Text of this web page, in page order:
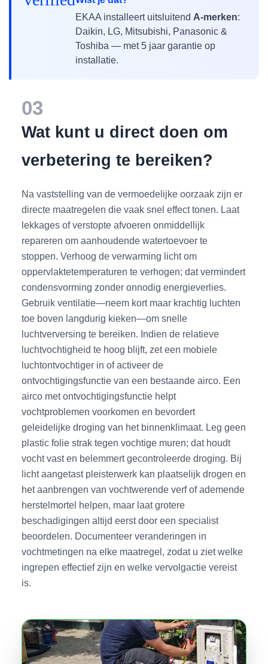
EKAA installeert uitsluitend A-merken:
Daikin, LG, Mitsubishi, Panasonic &
Toshiba — met 5 jaar garantie op
installatie.
03
Wat kunt u direct doen om
verbetering te bereiken?
Na vaststelling van de vermoedelijke oorzaak zijn er
directe maatregelen die vaak snel effect tonen. Laat
lekkages of verstopte afvoeren onmiddellijk
repareren om aanhoudende watertoevoer te
stoppen. Verhoog de verwarming licht om
oppervlaktetemperaturen te verhogen; dat vermindert
condensvorming zonder onnodig energieverlies.
Gebruik ventilatie—neem kort maar krachtig luchten
toe boven langdurig kieken—om snelle
luchtverversing te bereiken. Indien de relatieve
luchtvochtigheid te hoog blijft, zet een mobiele
luchtontvochtiger in of activeer de
ontvochtigingsfunctie van een bestaande airco. Een
airco met ontvochtigingsfunctie helpt
vochtproblemen voorkomen en bevordert
geleidelijke droging van het binnenklimaat. Leg geen
plastic folie strak tegen vochtige muren; dat houdt
vocht vast en belemmert gecontroleerde droging. Bij
licht aangetast pleisterwerk kan plaatselijk drogen en
het aanbrengen van vochtwerende verf of ademende
herstelmortel helpen, maar laat grotere
beschadigingen altijd eerst door een specialist
beoordelen. Documenteer veranderingen in
vochtmetingen na elke maatregel, zodat u ziet welke
ingrepen effectief zijn en welke vervolgactie vereist
is.